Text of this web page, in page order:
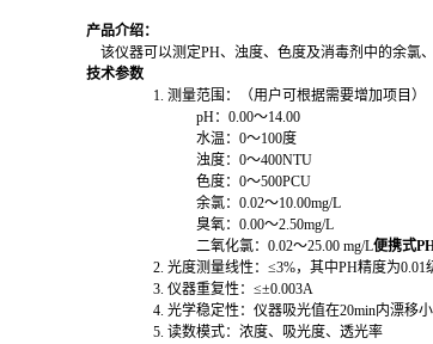
产品介绍：
该仪器可以测定PH、浊度、色度及消毒剂中的余氯
技术参数
1. 测量范围：（用户可根据需要增加项目）
pH： 0.00～14.00
水温： 0～100度
浊度： 0～400NTU
色度： 0～500PCU
余氯： 0.02～10.00mg/L
臭氧： 0.00～2.50mg/L
二氧化氯： 0.02～25.00 mg/L便携式
2. 光度测量线性： ≤3%， 其中PH精度为0.01
3. 仪器重复性： ≤±0.003A
4. 光学稳定性：仪器吸光值在20min内漂移
5. 读数模式：浓度、吸光度、透光率